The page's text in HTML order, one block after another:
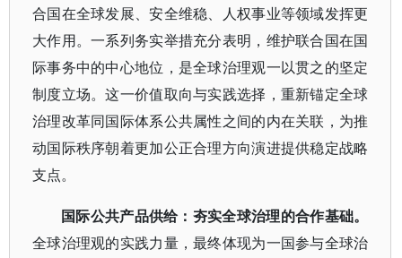
合国在全球发展、安全维稳、人权事业等领域发挥更
大作用。一系列务实举措充分表明，维护联合国在国
际事务中的中心地位，是全球治理观一以贯之的坚定
制度立场。这一价值取向与实践选择，重新锚定全球
治理改革同国际体系公共属性之间的内在关联，为推
动国际秩序朝着更加公正合理方向演进提供稳定战略
支点。
国际公共产品供给：夯实全球治理的合作基础。
全球治理观的实践力量，最终体现为一国参与全球治